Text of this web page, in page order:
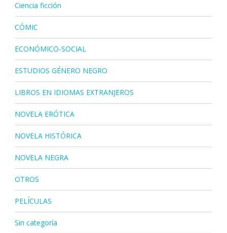
Ciencia ficción
CÓMIC
ECONÓMICO-SOCIAL
ESTUDIOS GÉNERO NEGRO
LIBROS EN IDIOMAS EXTRANJEROS
NOVELA ERÓTICA
NOVELA HISTÓRICA
NOVELA NEGRA
OTROS
PELÍCULAS
Sin categoría